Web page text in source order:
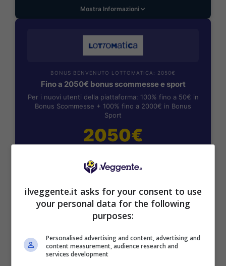
Mostra Informazioni
BONUS BENVENUTO LOTTOMATICA: 2050€
Fino a 2050€ bonus scommesse e sport
Per i nuovi utenti della piattaforma: 100% fino a 50€ in
Bonus Scommesse + 100% fino a 2000€ in Bonus
Sport
2050€
Mostra Informazioni
SNAI
Bonus Benvenuto Sport: fino a 1.000€
ilveggente.it asks for your consent to use
your personal data for the following
purposes:
Personalised advertising and content, advertising and
content measurement, audience research and
services development